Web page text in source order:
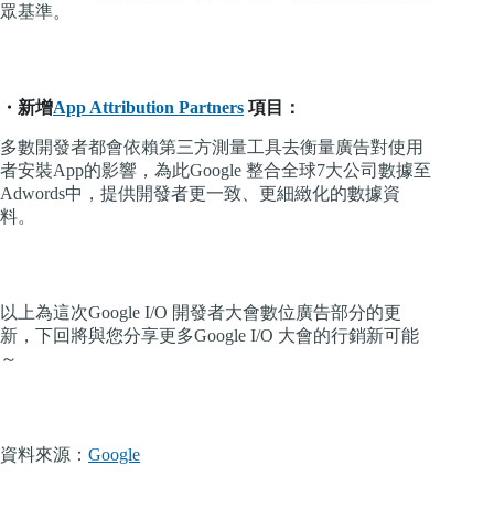
眾基準。
・新增App Attribution Partners 項目：
多數開發者都會依賴第三方測量工具去衡量廣告對使用
者安裝App的影響，為此Google 整合全球7大公司數據至
Adwords中，提供開發者更一致、更細緻化的數據資
料。
以上為這次Google I/O 開發者大會數位廣告部分的更
新，下回將與您分享更多Google I/O 大會的行銷新可能
～
資料來源： Google